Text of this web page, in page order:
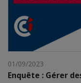
01/09/2023
Enquête : Gérer